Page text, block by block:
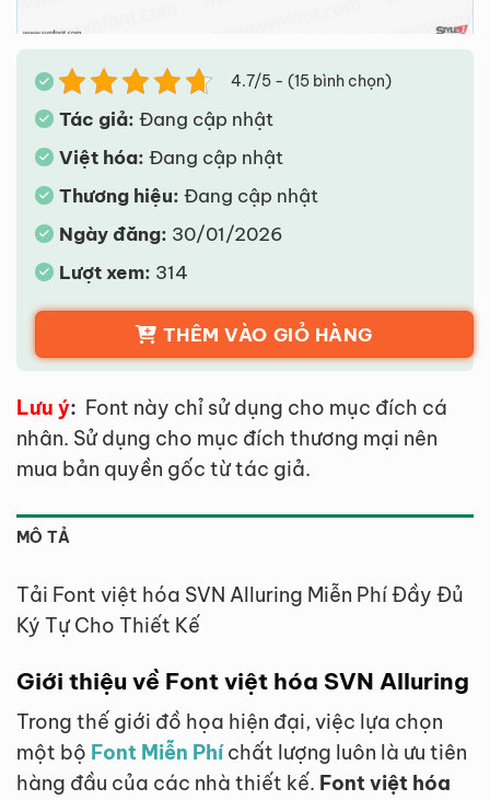
4.7/5 - (15 bình chọn)
Tác giả: Đang cập nhật
Việt hóa: Đang cập nhật
Thương hiệu: Đang cập nhật
Ngày đăng: 30/01/2026
Lượt xem: 314
THÊM VÀO GIỎ HÀNG
Lưu ý: Font này chỉ sử dụng cho mục đích cá
nhân. Sử dụng cho mục đích thương mại nên
mua bản quyền gốc từ tác giả.
MÔ TẢ
Tải Font việt hóa SVN Alluring Miễn Phí Đầy Đủ
Ký Tự Cho Thiết Kế
Giới thiệu về Font việt hóa SVN Alluring
Trong thế giới đồ họa hiện đại, việc lựa chọn
một bộ Font Miễn Phíchất lượng luôn là ưu tiên
hàng đầu của các nhà thiết kế. Font việt hóa